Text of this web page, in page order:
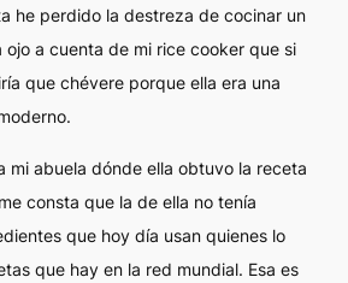
he perdido la destreza de cocinar un
ojo a cuenta de mi rice cooker que si
que chévere porque ella era una
mi abuela dónde ella obtuvo la receta
consta que la de ella no tenía
que hoy día usan quienes lo
que hay en la red mundial. Esa es